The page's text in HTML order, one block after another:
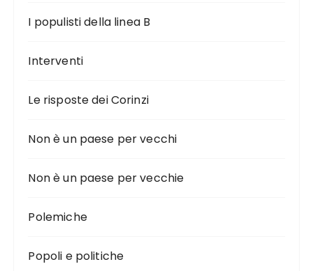
I populisti della linea B
Interventi
Le risposte dei Corinzi
Non è un paese per vecchi
Non è un paese per vecchie
Polemiche
Popoli e politiche